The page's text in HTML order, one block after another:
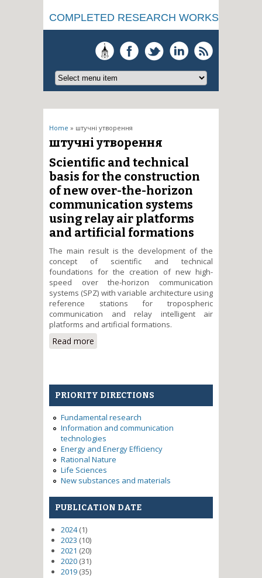
COMPLETED RESEARCH WORKS
You are here
Home » штучні утворення
штучні утворення
Scientific and technical
basis for the construction
of new over-the-horizon
communication systems
using relay air platforms
and artificial formations
The main result is the development of the
concept of scientific and technical
foundations for the creation of new high-
speed over the-horizon communication
systems (SPZ) with variable architecture using
reference stations for tropospheric
communication and relay intelligent air
platforms and artificial formations.
Read more
basis for the construction of
relay air platforms and artificial
formations
PRIORITY DIRECTIONS
Fundamental research
Information and communication
technologies
Energy and Energy Efficiency
Rational Nature
Life Sciences
New substances and materials
PUBLICATION DATE
2024(1)
2023 (10)
2021 (20)
2020 (31)
2019 (35)